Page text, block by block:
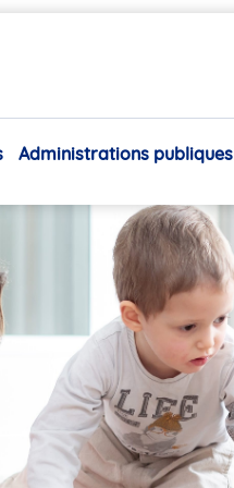
Administrations publiques